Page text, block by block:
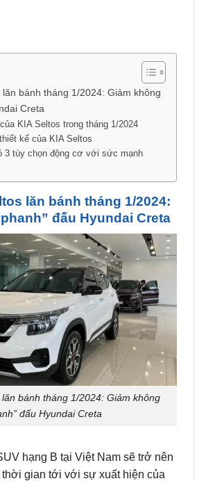
lăn bánh tháng 1/2024: Giảm không
Creta
KIA Seltos trong tháng 1/2024
kế của KIA Seltos
3 tùy chọn động cơ với sức mạnh
lăn bánh tháng 1/2024:
đấu Hyundai Creta
bánh tháng 1/2024: Giảm không
đấu Hyundai Creta
hạng B tại Việt Nam sẽ trở nên
gian tới với sự xuất hiện của